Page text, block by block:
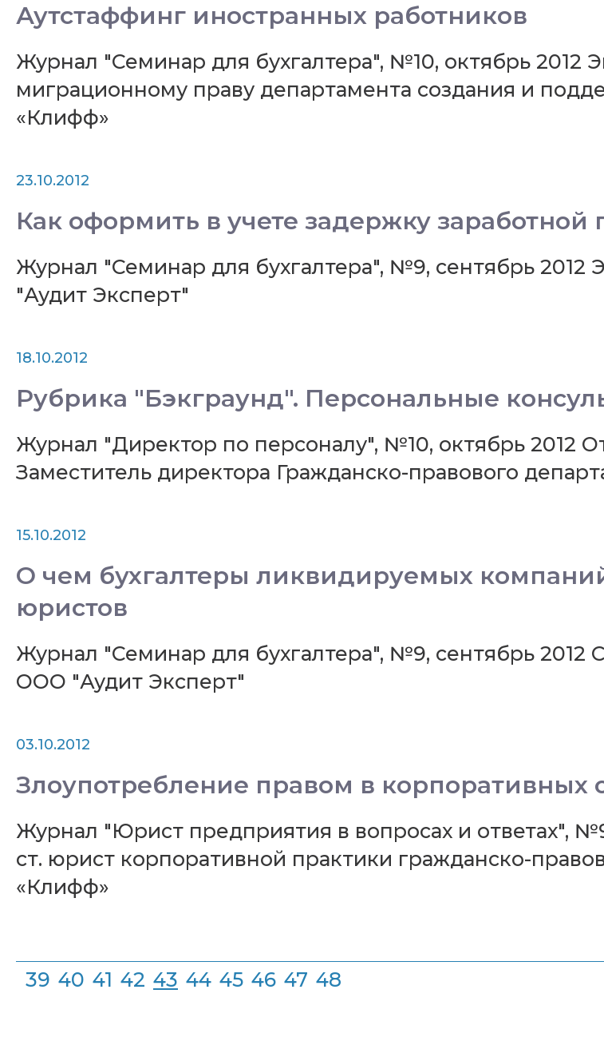
Аутстаффинг иностранных работников
Журнал "Семинар для бухгалтера", №10, октябрь 2012
миграционному праву департамента создания и
«Клифф»
23.10.2012
Как оформить в учете задержку заработной
Журнал "Семинар для бухгалтера", №9, сентябрь 2012
"Аудит Эксперт"
18.10.2012
Рубрика "Бэкграунд". Персональные
Журнал "Директор по персоналу", №10, октябрь 2012
Заместитель директора Гражданско-правового
15.10.2012
О чем бухгалтеры ликвидируемых
юристов
Журнал "Семинар для бухгалтера", №9, сентябрь 2012
ООО "Аудит Эксперт"
03.10.2012
Злоупотребление правом в корпоративных
Журнал "Юрист предприятия в вопросах и ответах",
ст. юрист корпоративной практики гражданско-
«Клифф»
39 40 41 42 43 44 45 46 47 48